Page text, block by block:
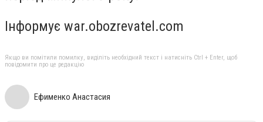
Інформує war.obozrevatel.com
Якщо ви помітили помилку, виділіть необхідний текст і натисніть Ctrl + Enter, щоб
повідомити про це редакцію
Ефименко Анастасия